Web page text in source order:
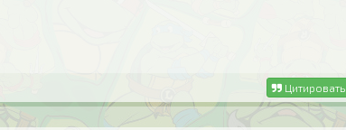
Цитировать